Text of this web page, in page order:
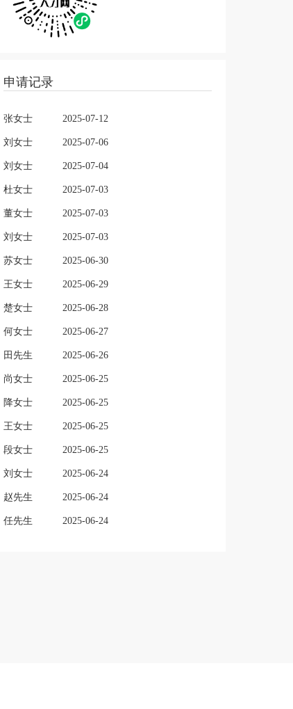
申请记录
张女士 2025-07-12
刘女士 2025-07-06
刘女士 2025-07-04
杜女士 2025-07-03
董女士 2025-07-03
刘女士 2025-07-03
苏女士 2025-06-30
王女士 2025-06-29
楚女士 2025-06-28
何女士 2025-06-27
田先生 2025-06-26
尚女士 2025-06-25
降女士 2025-06-25
王女士 2025-06-25
段女士 2025-06-25
刘女士 2025-06-24
赵先生 2025-06-24
任先生 2025-06-24